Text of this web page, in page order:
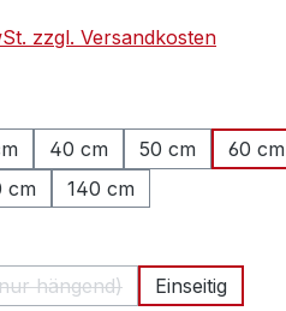
zzgl. Versandkosten
40 cm 50 cm 60 cm
cm 140 cm
hängend)
(Diese Option ist zurzeit nicht
Einseitig